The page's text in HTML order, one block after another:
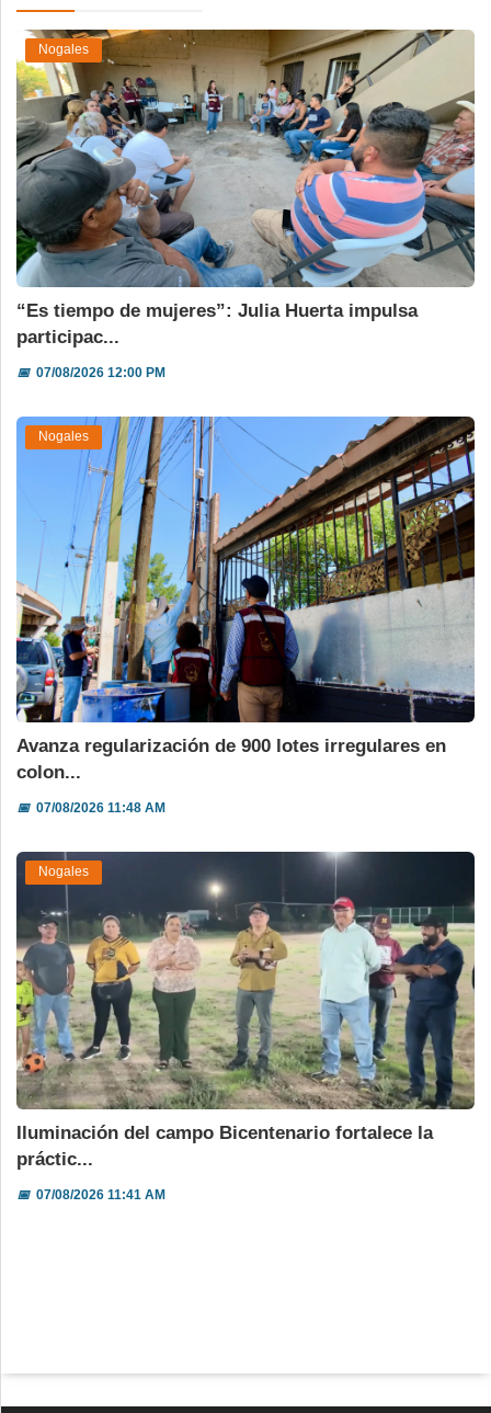
Nogales
“Es tiempo de mujeres”: Julia Huerta impulsa
participac...
📅07/08/2026 12:00 PM
Nogales
Avanza regularización de 900 lotes irregulares en
colon...
📅07/08/2026 11:48 AM
Nogales
Iluminación del campo Bicentenario fortalece la
práctic...
📅07/08/2026 11:41 AM